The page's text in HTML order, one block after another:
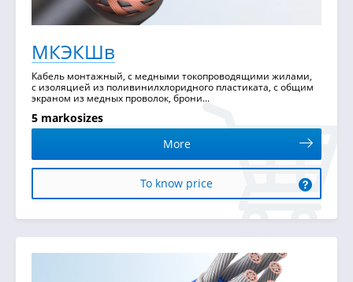
МКЭКШв
Кабель монтажный, с медными токопроводящими жилами,
с изоляцией из поливинилхлоридного пластиката, с общим
экраном из медных проволок, брони...
5 markosizes
More
To know price